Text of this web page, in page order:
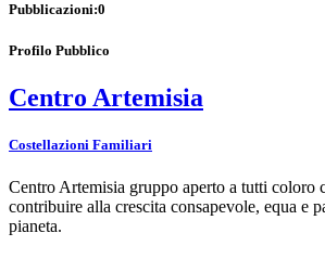
Pubblicazioni:0
Profilo Pubblico
Centro Artemisia
Costellazioni Familiari
Centro Artemisia gruppo aperto a tutti coloro
contribuire alla crescita consapevole, equa e
pianeta.